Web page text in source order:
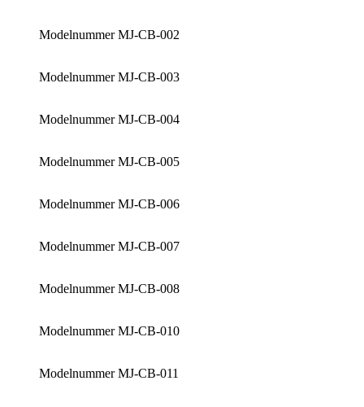
Modelnummer MJ-CB-002
Modelnummer MJ-CB-003
Modelnummer MJ-CB-004
Modelnummer MJ-CB-005
Modelnummer MJ-CB-006
Modelnummer MJ-CB-007
Modelnummer MJ-CB-008
Modelnummer MJ-CB-010
Modelnummer MJ-CB-011